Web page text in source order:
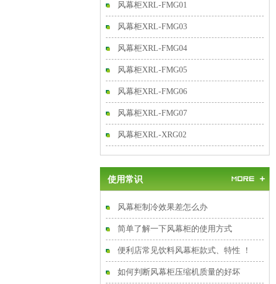
风幕柜XRL-FMG01
风幕柜XRL-FMG03
风幕柜XRL-FMG04
风幕柜XRL-FMG05
风幕柜XRL-FMG06
风幕柜XRL-FMG07
风幕柜XRL-XRG02
使用常识
风幕柜制冷效果差怎么办
简单了解一下风幕柜的使用方式
便利店常见饮料风幕柜款式、特性 ！
如何判断风幕柜压缩机质量的好坏